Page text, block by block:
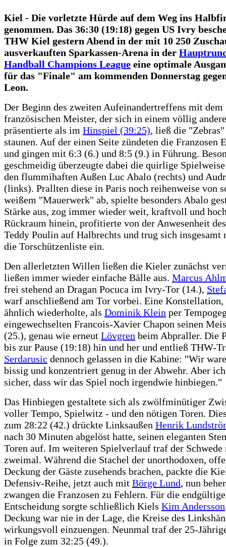
Kiel - Die vorletzte Hürde auf dem Weg ins
genommen. Das 36:30 (19:18) gegen US Ivry
THW Kiel gestern Abend in der mit 10 250
ausverkauften Sparkassen-Arena in der
Handball Champions League eine optimale
für das "Finale" am kommenden Donnerstag
Leon.
Der Beginn des zweiten Aufeinandertreffens mit dem
französischen Meister, der sich in einem völlig
präsentierte als im Hinspiel (39:25), ließ die "Zebras"
staunen. Auf der einen Seite zündeten die Franzosen
und gingen mit 6:3 (6.) und 8:5 (9.) in Führung.
geschmeidig überzeugte dabei die quirlige
den flummihaften Außen Luc Abalo (rechts) und
(links). Prallten diese in Paris noch reihenweise von
weißem "Mauerwerk" ab, spielte besonders Abalo
Stärke aus, zog immer wieder weit, kraftvoll und
Rückraum hinein, profitierte von der Anwesenheit des
Teddy Poulin auf Halbrechts und trug sich insgesamt
die Torschützenliste ein.
Den allerletzten Willen ließen die Kieler zunächst
ließen immer wieder einfache Bälle aus. Marcus
frei stehend an Dragan Pocuca im Ivry-Tor (14.),
warf anschließend am Tor vorbei. Eine Konstellation,
ähnlich wiederholte, als Dominik Klein per
eingewechselten Francois-Xavier Chapon seinen
(25.), genau wie erneut Lövgren beim Abpraller. Die
bis zur Pause (19:18) hin und her und entließ THW-
Serdarusic dennoch gelassen in die Kabine: "Wir
bissig und konzentriert genug in der Abwehr. Aber
sicher, dass wir das Spiel noch irgendwie hinbiegen."
Das Hinbiegen gestaltete sich als zwölfminütiger
voller Tempo, Spielwitz - und den nötigen Toren.
zum 28:22 (42.) drückte Linksaußen Henrik
nach 30 Minuten abgelöst hatte, seinen eleganten
Toren auf. Im weiteren Spielverlauf traf der Schwede
zweimal. Während die Stachel der unorthodoxen,
Deckung der Gäste zusehends brachen, packte die
Defensiv-Reihe, jetzt auch mit Börge Lund, nun
zwangen die Franzosen zu Fehlern. Für die endgültige
Entscheidung sorgte schließlich Kiels Kim Andersson
Deckung war nie in der Lage, die Kreise des
wirkungsvoll einzuengen. Neunmal traf der 25-
in Folge zum 32:25 (49.).